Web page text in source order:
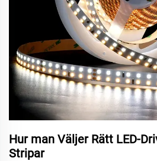
Hur man Väljer Rätt LED-
Stripar